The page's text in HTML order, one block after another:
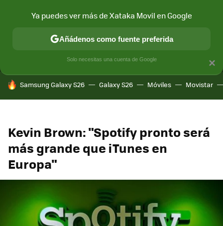
MÓVIL Y SOCIEDAD APLICACIONES
HOY SE HABLA DE
Samsung Galaxy S26 Galaxy S26 Móviles Movistar
Kevin Brown: "Spotify pronto será
más grande que iTunes en
Europa"
×
Ya puedes ver más de Xataka Movil en Google
Añádenos como fuente preferida
Solo necesitas una cuenta de Google